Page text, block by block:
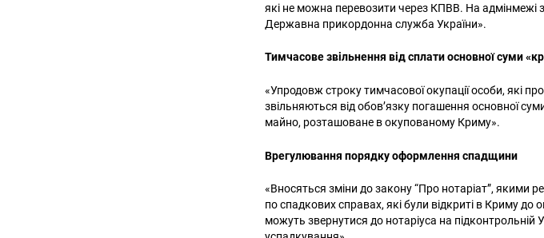
які не можна перевозити через КПВВ. На
Державна прикордонна служба України».
Тимчасове звільнення від сплати основної суми
«Упродовж строку тимчасової окупації особи, які
звільняються від обов’язку погашення основної
майно, розташоване в окупованому Криму».
Врегулювання порядку оформлення спадщини
«Вносяться зміни до закону “Про нотаріат”,
по спадкових справах, які були відкриті в Криму до
можуть звернутися до нотаріуса на підконтрольній